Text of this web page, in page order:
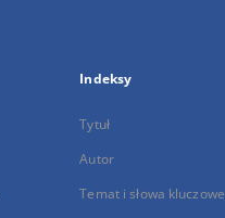
Indeksy
Tytuł
Autor
Temat i słowa kluczowe